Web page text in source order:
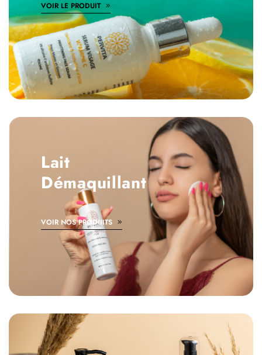
VOIR LE PRODUIT
Lait
Démaquillant
VOIR NOS PRODUITS